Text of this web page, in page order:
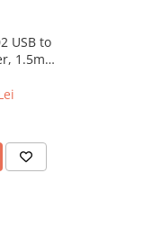
USB to
1.5m,